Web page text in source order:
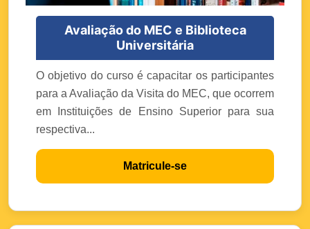
Avaliação do MEC e Biblioteca
Universitária
O objetivo do curso é capacitar os participantes
para a Avaliação da Visita do MEC, que ocorrem
em Instituições de Ensino Superior para sua
respectiva...
Matricule-se